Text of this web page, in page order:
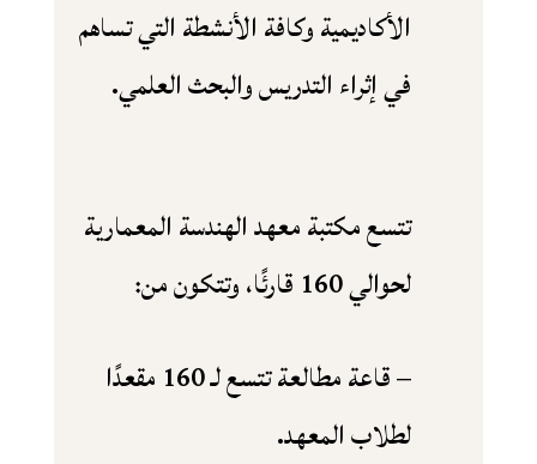
الأكاديمية وكافة الأنشطة التي تساهم
في إثراء التدريس والبحث العلمي.
تتسع مكتبة معهد الهندسة المعمارية
لحوالي 160 قارئًا، وتتكون من:
– قاعة مطالعة تتسع لـ 160 مقعدًا
لطلاب المعهد.